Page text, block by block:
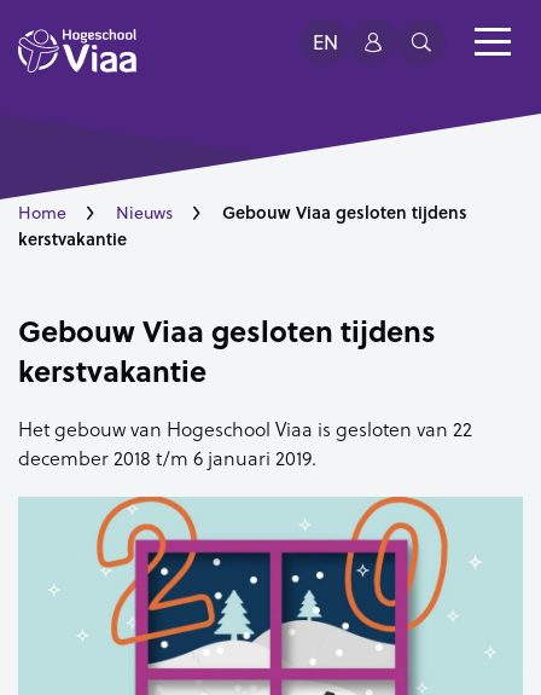
EN
Home Nieuws
Gebouw Viaa gesloten tijdens
kerstvakantie
Gebouw Viaa gesloten tijdens
kerstvakantie
Het gebouw van Hogeschool Viaa is gesloten van 22
december 2018 t/m 6 januari 2019.